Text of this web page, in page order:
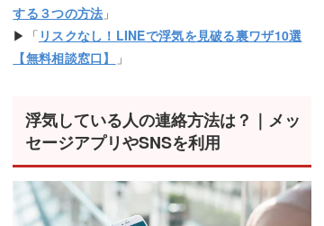
する３つの方法 」
▶「 リスクなし！LINEで浮気を見破る裏ワザ10選
【無料相談窓口】
」
浮気している人の連絡方法は？｜メッ
セージアプリやSNSを利用